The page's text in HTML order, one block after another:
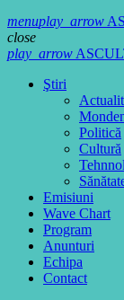
menuplay_arrow
close
play_arrow
Ştiri
Politică
Cultură
Emisiuni
Wave Chart
Program
Anunturi
Echipa
Contact